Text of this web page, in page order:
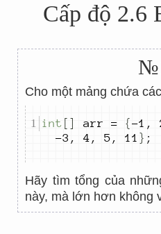
Cấp độ 2.6
Cho một mảng chứa
int [] arr = {-1 ,
-3 , 4 , 5 , 11 } ;
Hãy tìm tổng của
này, mà lớn hơn không